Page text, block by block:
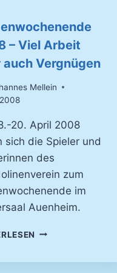
– Viel Arbeit
auch Vergnügen
Mellein
20. April 2008
sich die Spieler und
des
zum
im
Auenheim.